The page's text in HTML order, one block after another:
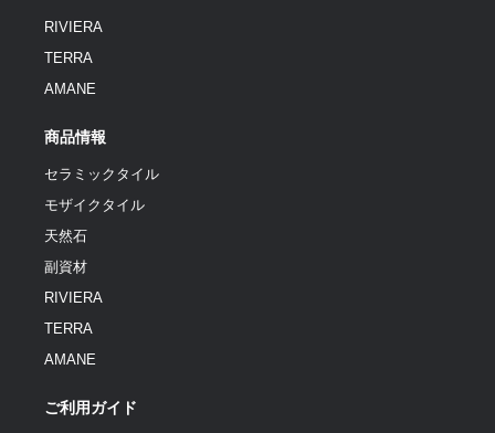
RIVIERA
TERRA
AMANE
商品情報
セラミックタイル
モザイクタイル
天然石
副資材
RIVIERA
TERRA
AMANE
ご利用ガイド